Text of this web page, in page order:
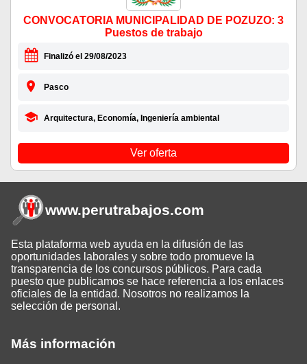
CONVOCATORIA MUNICIPALIDAD DE POZUZO: 3
Puestos de trabajo
Finalizó el 29/08/2023
Pasco
Arquitectura, Economía, Ingeniería ambiental
Ver oferta
Más información
www.perutrabajos.com
Esta plataforma web ayuda en la difusión de las
oportunidades laborales y sobre todo promueve la
transparencia de los concursos públicos. Para cada
puesto que publicamos se hace referencia a los enlaces
oficiales de la entidad. Nosotros no realizamos la
selección de personal.